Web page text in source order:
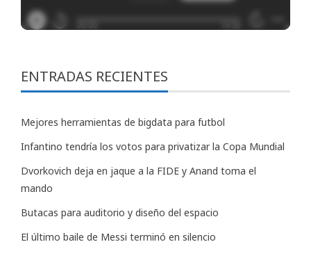
ENTRADAS RECIENTES
Mejores herramientas de bigdata para futbol
Infantino tendría los votos para privatizar la Copa Mundial
Dvorkovich deja en jaque a la FIDE y Anand toma el
mando
Butacas para auditorio y diseño del espacio
El último baile de Messi terminó en silencio